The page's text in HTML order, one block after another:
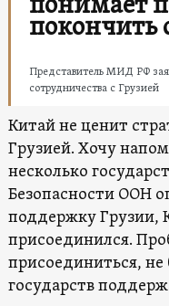
покончить
Представитель МИД РФ
сотрудничества с Грузией
Китай не ценит
Грузией. Хочу
несколько
Безопасности ООН
поддержку Грузии,
присоединился.
присоединиться,
государств